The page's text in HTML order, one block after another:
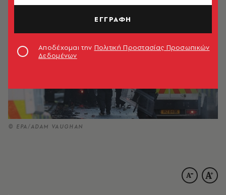
© ΕΡΑ/ADAM VAUGHAN
ΕΓΓΡΑΦΗ
Αποδέχομαι την Πολιτική Προστασίας Προσωπικών
Δεδομένων